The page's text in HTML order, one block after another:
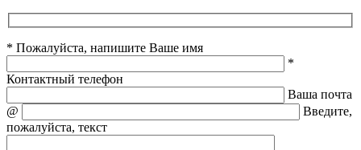
* Пожалуйста, напишите Ваше имя
*
Контактный телефон
Ваша почта
@
Введите,
пожалуйста, текст